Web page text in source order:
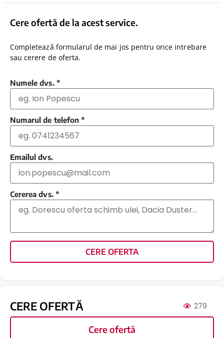
Cere ofertă de la acest service.
Completează formularul de mai jos pentru orice intrebare
sau cerere de oferta.
Numele dvs. *
Numarul de telefon *
Emailul dvs.
Cererea dvs. *
CERE OFERTA
CERE OFERTĂ 279
Cere ofertă